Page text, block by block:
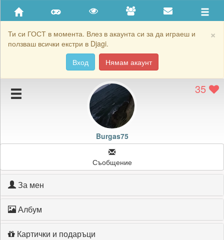
×
Ти си ГОСТ в момента. Влез в акаунта си за да играеш и
ползваш всички екстри в Djagi.
Вход
Нямам акаунт
Приятели
Хронология на игри
Подаръците на Burgas75
Картичките на Burgas75
35
Burgas75
Съобщение
За мен
Албум
Картички и подаръци